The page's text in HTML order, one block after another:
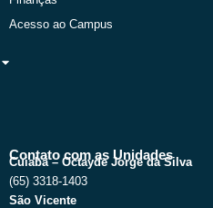
Acesso ao Campus
Contato com as Unidades
Cuiabá – Octayde Jorge da Silva
(65) 3318-1403
São Vicente